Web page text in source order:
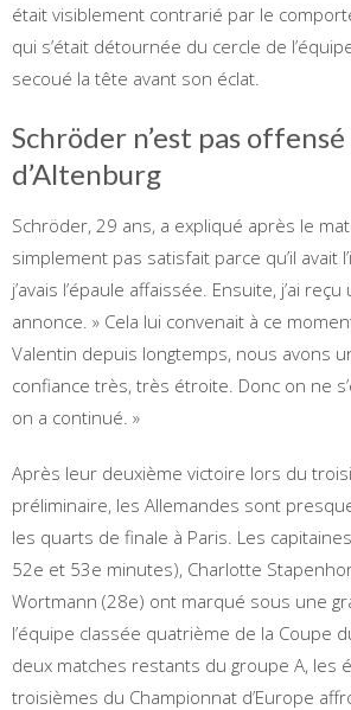
était visiblement contrarié par le
qui s’était détournée du cercle de
secoué la tête avant son éclat.
Schröder n’est pas
d’Altenburg
Schröder, 29 ans, a expliqué après le
simplement pas satisfait parce qu’il avait
j’avais l’épaule affaissée. Ensuite, j’ai
annonce. » Cela lui convenait à ce
Valentin depuis longtemps, nous avons
confiance très, très étroite. Donc on ne
on a continué. »
Après leur deuxième victoire lors du
préliminaire, les Allemandes sont
les quarts de finale à Paris. Les
52e et 53e minutes), Charlotte
Wortmann (28e) ont marqué sous une
l’équipe classée quatrième de la Coupe
deux matches restants du groupe A, les
troisièmes du Championnat d’Europe